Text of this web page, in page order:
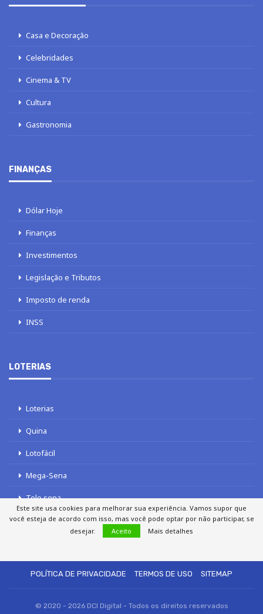
Casa e Decoração
Celebridades
Cinema & TV
Cultura
Gastronomia
FINANÇAS
Dólar Hoje
Finanças
Investimentos
Legislação e Tributos
Imposto de renda
INSS
LOTERIAS
Loterias
Quina
Lotofácil
Mega-Sena
Tele sena
POLÍTICA DE PRIVACIDADE
TERMOS DE USO SITEMAP
© 2020 - 2026 DCI Digital - Todos os direitos reservados
Este site usa cookies para melhorar sua experiência. Vamos supor que
você esteja de acordo com isso, mas você pode optar por não participar, se
desejar.
Aceito Mais detalhes